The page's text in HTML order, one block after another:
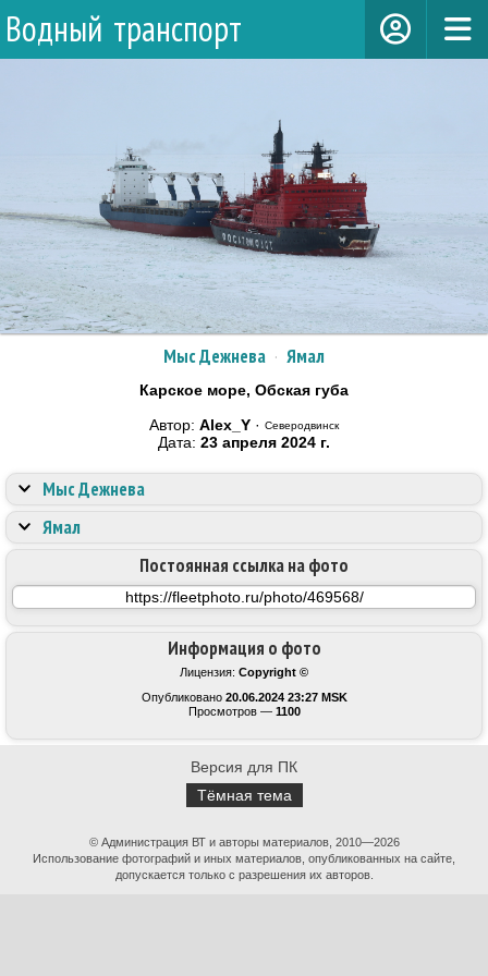
Водный транспорт
Мыс Дежнева · Ямал
Карское море, Обская губа
Автор: Alex_Y · Северодвинск
Дата: 23 апреля 2024 г.
Информация о фото
Лицензия: Copyright ©
Опубликовано 20.06.2024 23:27 MSK
Просмотров — 1100
Постоянная ссылка на фото
Мыс Дежнева
Ямал
Версия для ПК
Тёмная тема
© Администрация ВТ и авторы материалов, 2010—2026
Использование фотографий и иных материалов, опубликованных на сайте,
допускается только с разрешения их авторов.